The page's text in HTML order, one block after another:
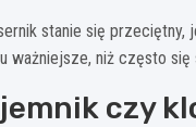
stanie się
ważniejsze, niż często się
czy